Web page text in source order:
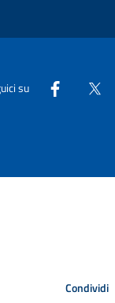
su
Condividi